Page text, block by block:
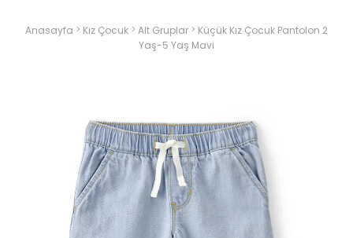
Anasayfa > Kız Çocuk > Alt Gruplar > Küçük Kız Çocuk Pantolon 2
Yaş-5 Yaş Mavi